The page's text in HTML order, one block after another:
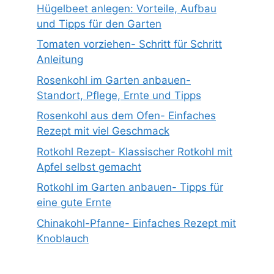
Hügelbeet anlegen: Vorteile, Aufbau
und Tipps für den Garten
Tomaten vorziehen- Schritt für Schritt
Anleitung
Rosenkohl im Garten anbauen-
Standort, Pflege, Ernte und Tipps
Rosenkohl aus dem Ofen- Einfaches
Rezept mit viel Geschmack
Rotkohl Rezept- Klassischer Rotkohl mit
Apfel selbst gemacht
Rotkohl im Garten anbauen- Tipps für
eine gute Ernte
Chinakohl-Pfanne- Einfaches Rezept mit
Knoblauch